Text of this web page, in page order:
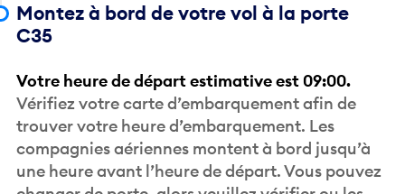
Montez à bord de votre vol à la porte
C35
Votre heure de départ estimative est 09:00.
Vérifiez votre carte d’embarquement afin de
trouver votre heure d’embarquement. Les
compagnies aériennes montent à bord jusqu’à
une heure avant l’heure de départ. Vous pouvez